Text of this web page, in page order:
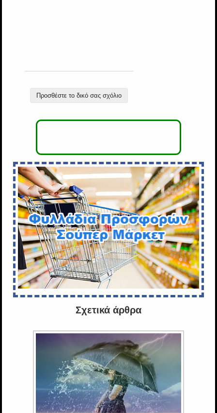
Προσθέστε το δικό σας σχόλιο
Σχετικά άρθρα